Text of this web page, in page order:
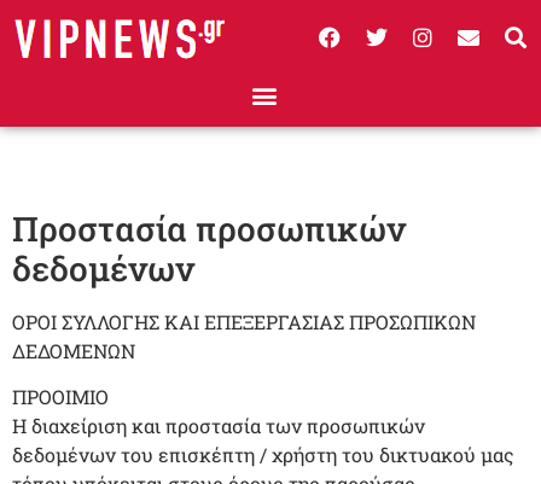
Προστασία προσωπικών
δεδομένων
ΟΡΟΙ ΣΥΛΛΟΓΗΣ ΚΑΙ ΕΠΕΞΕΡΓΑΣΙΑΣ ΠΡΟΣΩΠΙΚΩΝ
ΔΕΔΟΜΕΝΩΝ
ΠΡΟΟΙΜΙΟ
Η διαχείριση και προστασία των προσωπικών
δεδομένων του επισκέπτη / χρήστη του δικτυακού μας